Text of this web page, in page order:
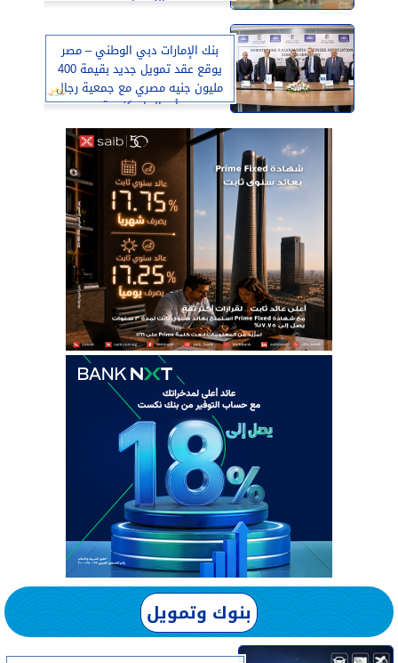
بنك الإمارات دبي الوطني – مصر
يوقع عقد تمويل جديد بقيمة 400
مليون جنيه مصري مع جمعية رجال
أعمال إسكندرية
بنوك وتمويل